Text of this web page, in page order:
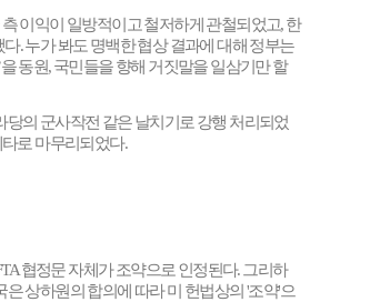
이익이 일방적이고 철저하게 관철되었고,한
다.누가 봐도 명백한 협상 결과에 대해 정부는
을 동원,국민들을 향해 거짓말을 일삼기만 할
당의 군사작전 같은 날치기로 강행 처리되었
로 마무리되었다.
협정문 자체가 조약으로 인정된다. 그리하
은 상하원의 합의에 따라 미 헌법상의'조약'으